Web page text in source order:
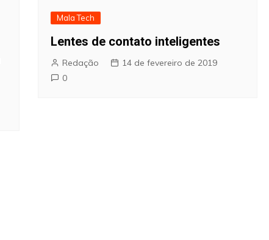
Mala Tech
Lentes de contato inteligentes
Redação
14 de fevereiro de 2019
0